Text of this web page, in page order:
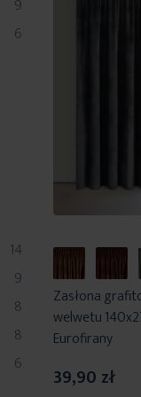
Zasłona
welwetu
Eurofirany
39,90 zł
9
produkty
6
produkty
14
produkty
9
produkty
8
produkty
8
produkty
6
produkty